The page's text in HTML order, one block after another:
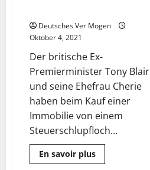
Deutsches Ver Mogen
Oktober 4, 2021
Der britische Ex-
Premierminister Tony Blair
und seine Ehefrau Cherie
haben beim Kauf einer
Immobilie von einem
Steuerschlupfloch...
En savoir plusMehr
Informationen